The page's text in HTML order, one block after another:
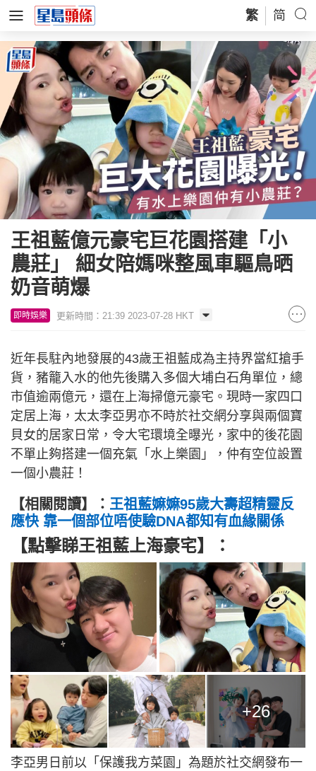
繁 简
王祖藍億元豪宅巨花園搭建「小
農莊」 細女陪媽咪整風車驅鳥晒
奶音萌爆
即時娛樂 更新時間：21:39 2023-07-28 HKT
近年長駐內地發展的43歲王祖藍成為主持界當紅搶手
貨，豬籠入水的他先後購入多個大埔白石角單位，總
市值逾兩億元，還在上海掃億元豪宅。現時一家四口
定居上海，太太李亞男亦不時於社交網分享與兩個寶
貝女的居家日常，令大宅環境全曝光，家中的後花園
不單止夠搭建一個充氣「水上樂園」，仲有空位設置
一個小農莊！
【相關閱讀】： 王祖藍嫲嫲95歲大壽超精靈反
應快 靠一個部位唔使驗DNA都知有血緣關係
【點擊睇王祖藍上海豪宅】：
+26
李亞男日前以「保護我方菜園」為題於社交網發布一